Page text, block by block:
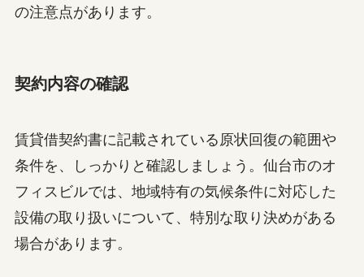
の注意点があります。
契約内容の確認
賃貸借契約書に記載されている原状回復の範囲や
条件を、しっかりと確認しましょう。仙台市のオ
フィスビルでは、地域特有の気候条件に対応した
設備の取り扱いについて、特別な取り決めがある
場合があります。